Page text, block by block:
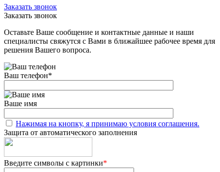
Заказать звонок
Заказать звонок
Оставьте Ваше сообщение и контактные данные и наши
специалисты свяжутся с Вами в ближайшее рабочее время для
решения Вашего вопроса.
Ваш телефон*
Ваше имя
Нажимая на кнопку, я принимаю условия соглашения.
Защита от автоматического заполнения
Введите символы с картинки*